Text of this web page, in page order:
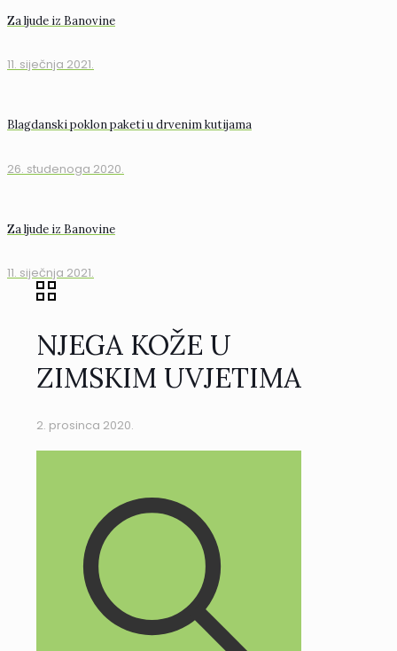
Za ljude iz Banovine
11. siječnja 2021.
Blagdanski poklon paketi u drvenim kutijama
26. studenoga 2020.
Za ljude iz Banovine
11. siječnja 2021.
NJEGA KOŽE U
ZIMSKIM UVJETIMA
2. prosinca 2020.